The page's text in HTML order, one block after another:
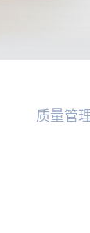
质量管